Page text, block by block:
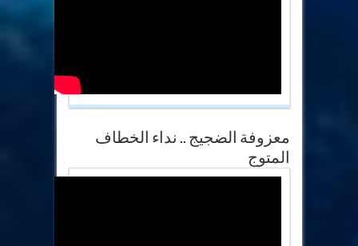
معزوفة الضجيج .. نداء الخطاف
المتوج